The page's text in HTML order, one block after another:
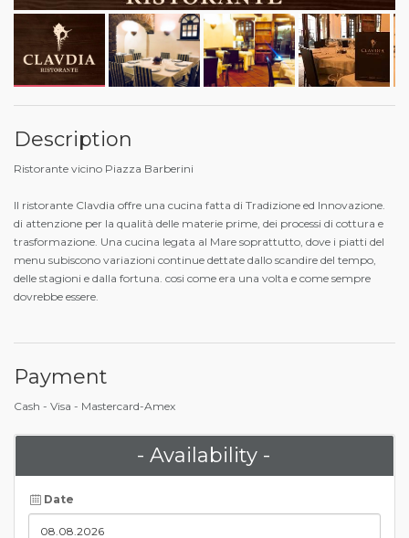
Description
Ristorante vicino Piazza Barberini
Il ristorante Clavdia offre una cucina fatta di Tradizione ed Innovazione.
di attenzione per la qualità delle materie prime, dei processi di cottura e
trasformazione. Una cucina legata al Mare soprattutto, dove i piatti del
menu subiscono variazioni continue dettate dallo scandire del tempo,
delle stagioni e dalla fortuna. cosi come era una volta e come sempre
dovrebbe essere.
Payment
Cash - Visa - Mastercard-Amex
- Availability -
Date